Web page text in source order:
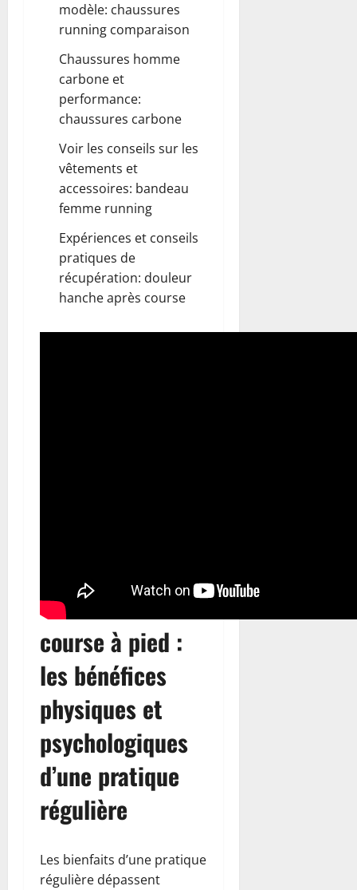
modèle: chaussures
running comparaison
Chaussures homme
carbone et
performance:
chaussures carbone
Voir les conseils sur les
vêtements et
accessoires: bandeau
femme running
Expériences et conseils
pratiques de
récupération: douleur
hanche après course
course à pied :
les bénéfices
physiques et
psychologiques
d’une pratique
régulière
Les bienfaits d’une pratique
régulière dépassent